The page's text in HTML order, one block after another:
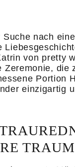
nach
von pretty
die
Portion
einzigartig